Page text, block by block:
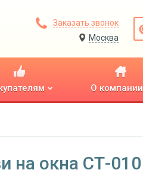
Заказать звонок
Москва
О компании
на окна СТ-010